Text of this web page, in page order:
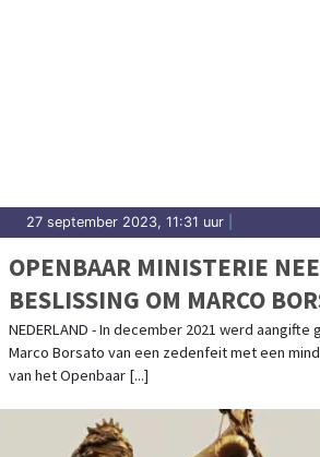
27 september 2023, 11:31 uur
OPENBAAR MINISTERIE
BESLISSING OM MARCO
DAGVAARDEN IN
NEDERLAND - In december 2021 werd
Marco Borsato van een zedenfeit met een
van het Openbaar [...]